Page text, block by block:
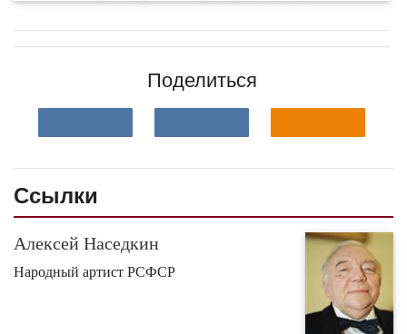
Поделиться
Ссылки
Алексей Наседкин
Народный артист РСФСР